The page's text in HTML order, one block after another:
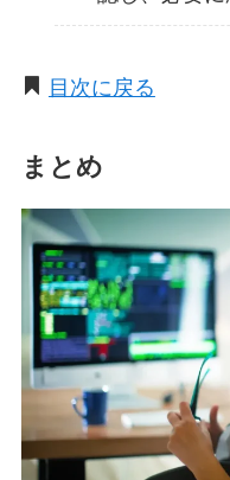
目次に戻る
まとめ